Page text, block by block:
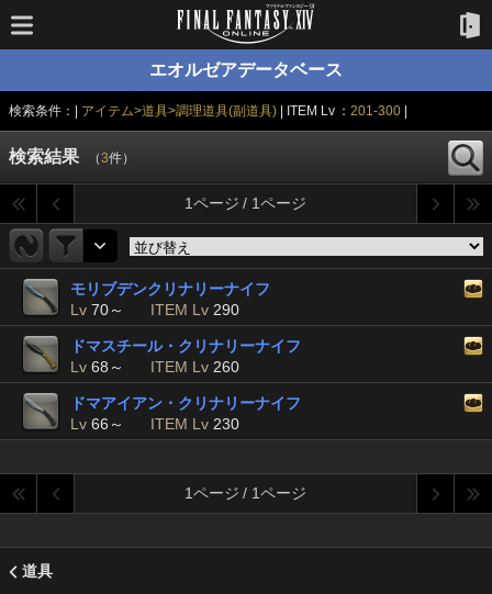
エオルゼアデータベース
検索条件：| アイテム>道具>調理道具(副道具) | ITEM Lv ：201-300
検索結果 （3件）
1ページ / 1ページ
モリブデンクリナリーナイフ
Lv 70～ ITEM Lv 290
ドマスチール・クリナリーナイフ
Lv 68～ ITEM Lv 260
ドマアイアン・クリナリーナイフ
Lv 66～ ITEM Lv 230
1ページ / 1ページ
道具